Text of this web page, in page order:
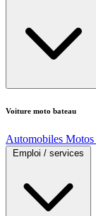
Voiture moto bateau
Automobiles Motos
Emploi / services